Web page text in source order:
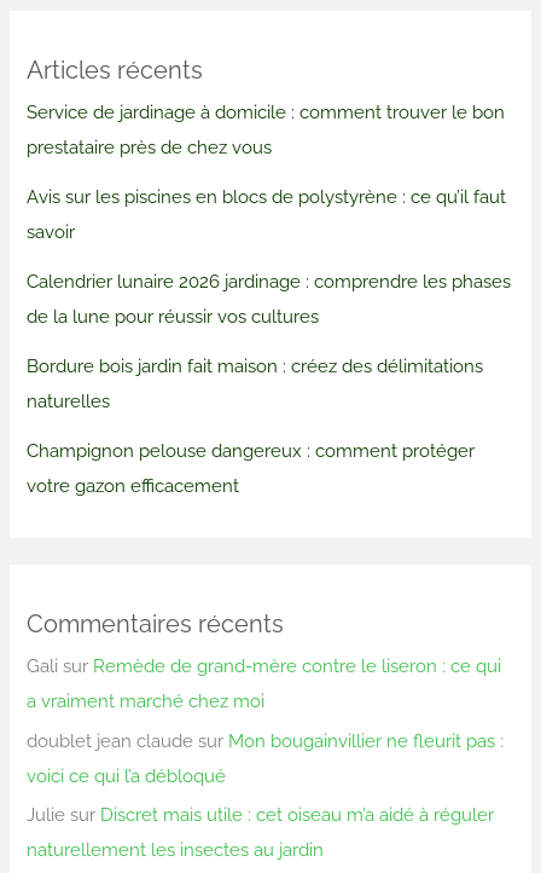
Articles récents
Service de jardinage à domicile : comment trouver le bon
prestataire près de chez vous
Avis sur les piscines en blocs de polystyrène : ce qu’il faut
savoir
Calendrier lunaire 2026 jardinage : comprendre les phases
de la lune pour réussir vos cultures
Bordure bois jardin fait maison : créez des délimitations
naturelles
Champignon pelouse dangereux : comment protéger
votre gazon efficacement
Commentaires récents
Gali sur Remède de grand-mère contre le liseron : ce qui
a vraiment marché chez moi
doublet jean claude sur Mon bougainvillier ne fleurit pas :
voici ce qui l’a débloqué
Julie sur Discret mais utile : cet oiseau m’a aidé à réguler
naturellement les insectes au jardin